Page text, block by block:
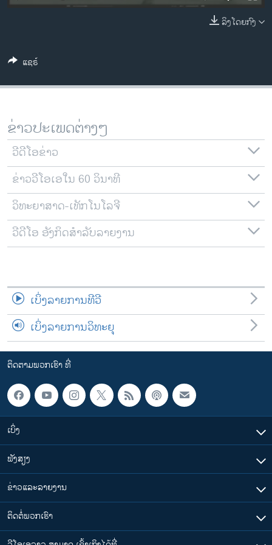
ວິທະຍາສາດ-ເທັກໂນໂລຈີ
ພາສາອັງກິດ
ລາຍການກະຈາຍສຽງ
ລາຍງານ
ຕິດຕາມພວກເຮົາ ທີ່
ພາສາຕ່າງໆ
ລິງໂດຍກົງ
ແຊຣ໌
ຂ່າວປະເພດຕ່າງໆ
ວີດີໂອຂ່າວ
ຂ່າວວີໂອເອໃນ 60 ວິນາທີ
ວິທະຍາສາດ-ເທັກໂນໂລຈີ
ວີດີໂອ ອັງກິດສຳລັບລາຍງານ
ເບິ່ງລາຍການທີວີ
ເບິ່ງລາຍການວິທະຍຸ
ຕິດຕາມພວກເຮົາ ທີ່
ເບິ່ງ
ຟັງສຽງ
ຂ່າວແລະລາຍງານ
ຕິດຕໍ່ພວກເຮົາ